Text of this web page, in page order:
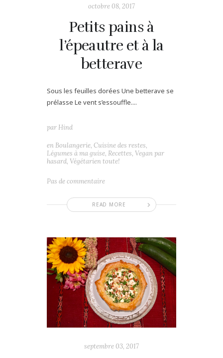
octobre 08, 2017
Petits pains à
l’épeautre et à la
betterave
Sous les feuilles dorées Une betterave se
prélasse Le vent s’essouffle....
READ MORE
par Hind
en Boulangerie, Cuisine des restes,
Légumes à ma guise, Recettes, Vegan par
hasard, Végétarien toute!
Pas de commentaire
septembre 03, 2017